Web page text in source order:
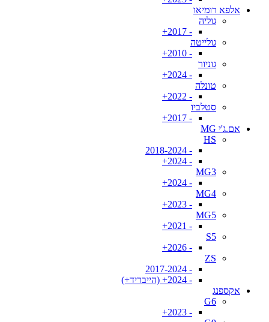
אלפא רומיאו
גוליה
- 2017+
גולייטה
- 2010+
גוניור
- 2024+
טונלה
- 2022+
סטלביו
- 2017+
אם.ג'י MG
HS
- 2018-2024
- 2024+
MG3
- 2024+
MG4
- 2023+
MG5
- 2021+
S5
- 2026+
ZS
- 2017-2024
- 2024+ (הייבריד+)
אקספנג
G6
- 2023+